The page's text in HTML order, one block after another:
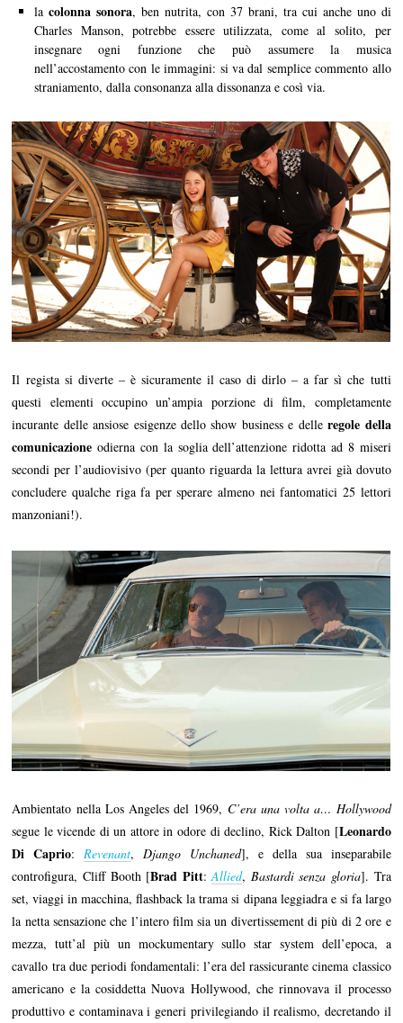
la colonna sonora, ben nutrita, con 37 brani, tra cui anche uno di
Charles Manson, potrebbe essere utilizzata, come al solito, per
insegnare ogni funzione che può assumere la musica
nell’accostamento con le immagini: si va dal semplice commento allo
straniamento, dalla consonanza alla dissonanza e così via.
Il regista si diverte – è sicuramente il caso di dirlo – a far sì che tutti
questi elementi occupino un’ampia porzione di film, completamente
incurante delle ansiose esigenze dello show business e delleregole della
comunicazione odierna con la soglia dell’attenzione ridotta ad 8 miseri
secondi per l’audiovisivo (per quanto riguarda la lettura avrei già dovuto
concludere qualche riga fa per sperare almeno nei fantomatici 25 lettori
manzoniani!).
Ambientato nella Los Angeles del 1969, C’era una volta a… Hollywood
segue le vicende di un attore in odore di declino, Rick Dalton [Leonardo
Di Caprio: Revenant, Django Unchaned], e della sua inseparabile
controfigura, Cliff Booth [Brad Pitt:Allied, Bastardi senza gloria]. Tra
set, viaggi in macchina, flashback la trama si dipana leggiadra e si fa largo
la netta sensazione che l’intero film sia un divertissement di più di 2 ore e
mezza, tutt’al più un mockumentary sullo star system dell’epoca, a
cavallo tra due periodi fondamentali: l’era del rassicurante cinema classico
americano e la cosiddetta Nuova Hollywood, che rinnovava il processo
produttivo e contaminava i generi privilegiando il realismo, decretando il